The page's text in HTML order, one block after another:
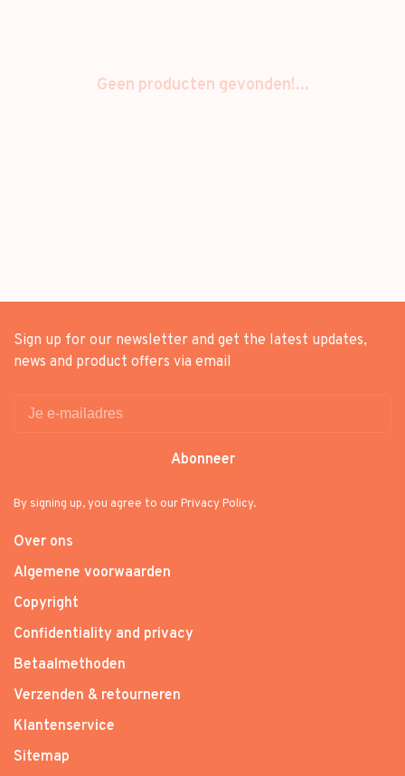
Geen producten gevonden!...
Sign up for our newsletter and get the latest updates,
news and product offers via email
Abonneer
By signing up, you agree to our Privacy Policy.
Over ons
Algemene voorwaarden
Copyright
Confidentiality and privacy
Betaalmethoden
Verzenden & retourneren
Klantenservice
Sitemap